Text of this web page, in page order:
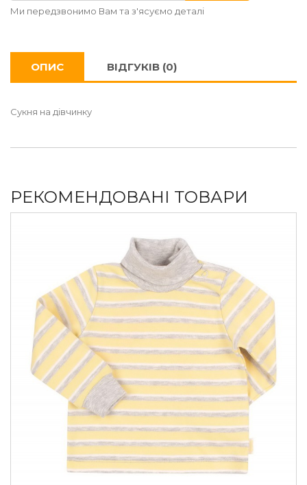
Ми передзвонимо Вам та з'ясуємо деталі
ОПИС ВІДГУКІВ (0)
Сукня на дівчинку
РЕКОМЕНДОВАНІ ТОВАРИ